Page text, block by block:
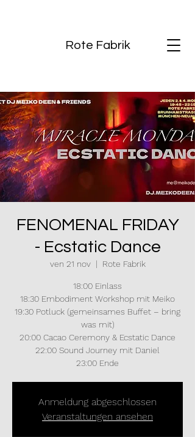
Rote Fabrik
FENOMENAL FRIDAY
- Ecstatic Dance
ven 21 nov
  |
Rote Fabrik
18:00 Einlass
18:30 Embodiment Workshop mit Meiko
19:30 Potluck (gemeinsames Buffet – bring
was mit)
20:00 Cacao Ceremony & Ecstatic Dance
22:00 Sound Journey mit Daniel
23:00 Ende
Anmeldung abgeschlossen
Veranstaltungen ansehen